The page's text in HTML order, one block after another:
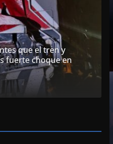
que el tren y
fuerte choque en